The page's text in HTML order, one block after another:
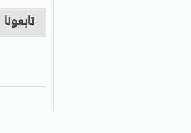
تابعونا